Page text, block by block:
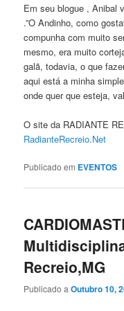
Em seu blogue , Anibal
.”O Andinho, como
compunha com muito
mesmo, era muito
galã, todavia, o que
aqui está a minha
onde quer que esteja,
O site da RADIANTE
RadianteRecreio.Net
Publicado em EVENTOS
Recreio,MG
Publicado aOutubro 10,